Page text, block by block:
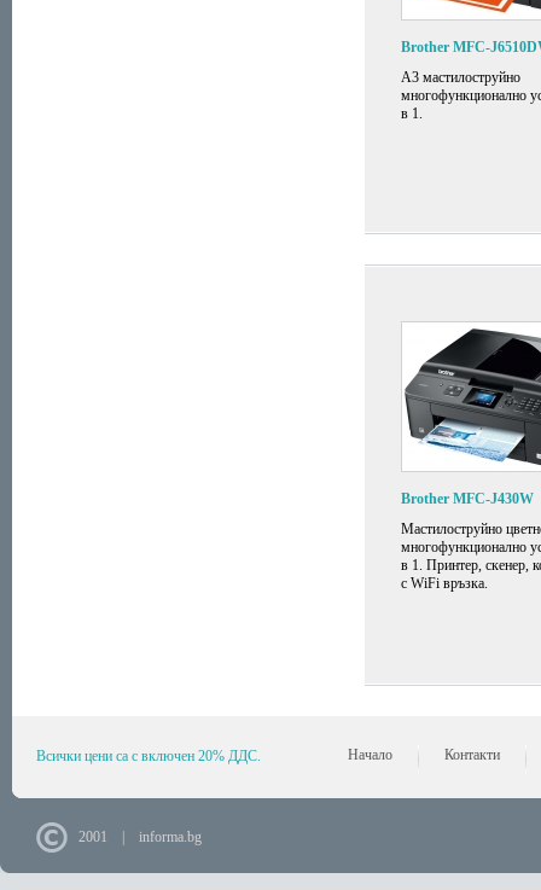
Brother MFC-
А3 мастилоструйно
многофункционално
в 1.
Brother MFC-J430W
Мастилоструйно
многофункционално
в 1. Принтер, скенер,
с WiFi връзка.
Всички цени са с включен 20% ДДС. Начало Контакти
2001 | informa.bg